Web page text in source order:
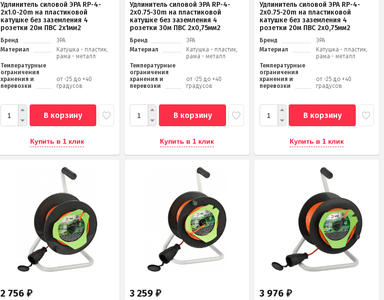
Удлинитель силовой ЭРА RP-4-
2x1.0-20m на пластиковой
катушке без заземления 4
розетки 20м ПВС 2х1мм2
Бренд
ЭРА
Материал
Катушка - пластик,
рама - металл
Температурные
ограничения
хранения и
перевозки
от -25 до +40
градусов
В корзину
Купить в 1 клик
Удлинитель силовой ЭРА RP-4-
2x0.75-30m на пластиковой
катушке без заземления 4
розетки 30м ПВС 2х0,75мм2
Бренд
ЭРА
Материал
Катушка - пластик,
рама - металл
Температурные
ограничения
хранения и
перевозки
от -25 до +40
градусов
В корзину
Купить в 1 клик
Удлинитель силовой ЭРА RP-4-
2x0.75-20m на пластиковой
катушке без заземления 4
розетки 20м ПВС 2х0,75мм2
Бренд
ЭРА
Материал
Катушка - пластик,
рама - металл
Температурные
ограничения
хранения и
перевозки
от -25 до +40
градусов
В корзину
Купить в 1 клик
2 756 ₽
3 259₽
3 976₽